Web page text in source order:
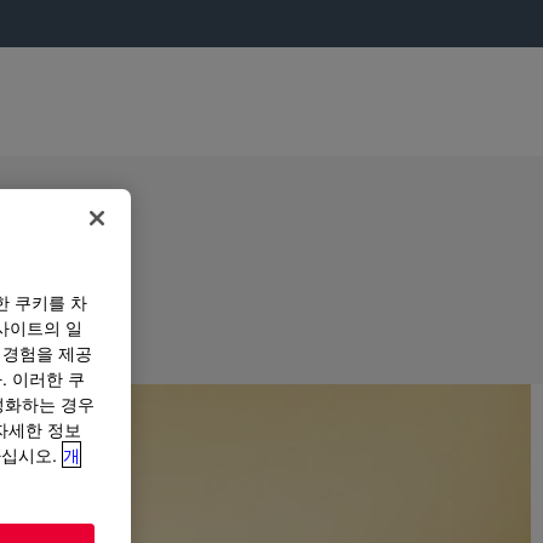
쿠키를 차
이트의 일
험을 제공
이러한 쿠
하는 경우
세한 정보
시오. 개